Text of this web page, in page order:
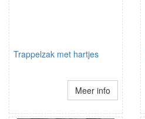
Trappelzak met hartjes
Meer info